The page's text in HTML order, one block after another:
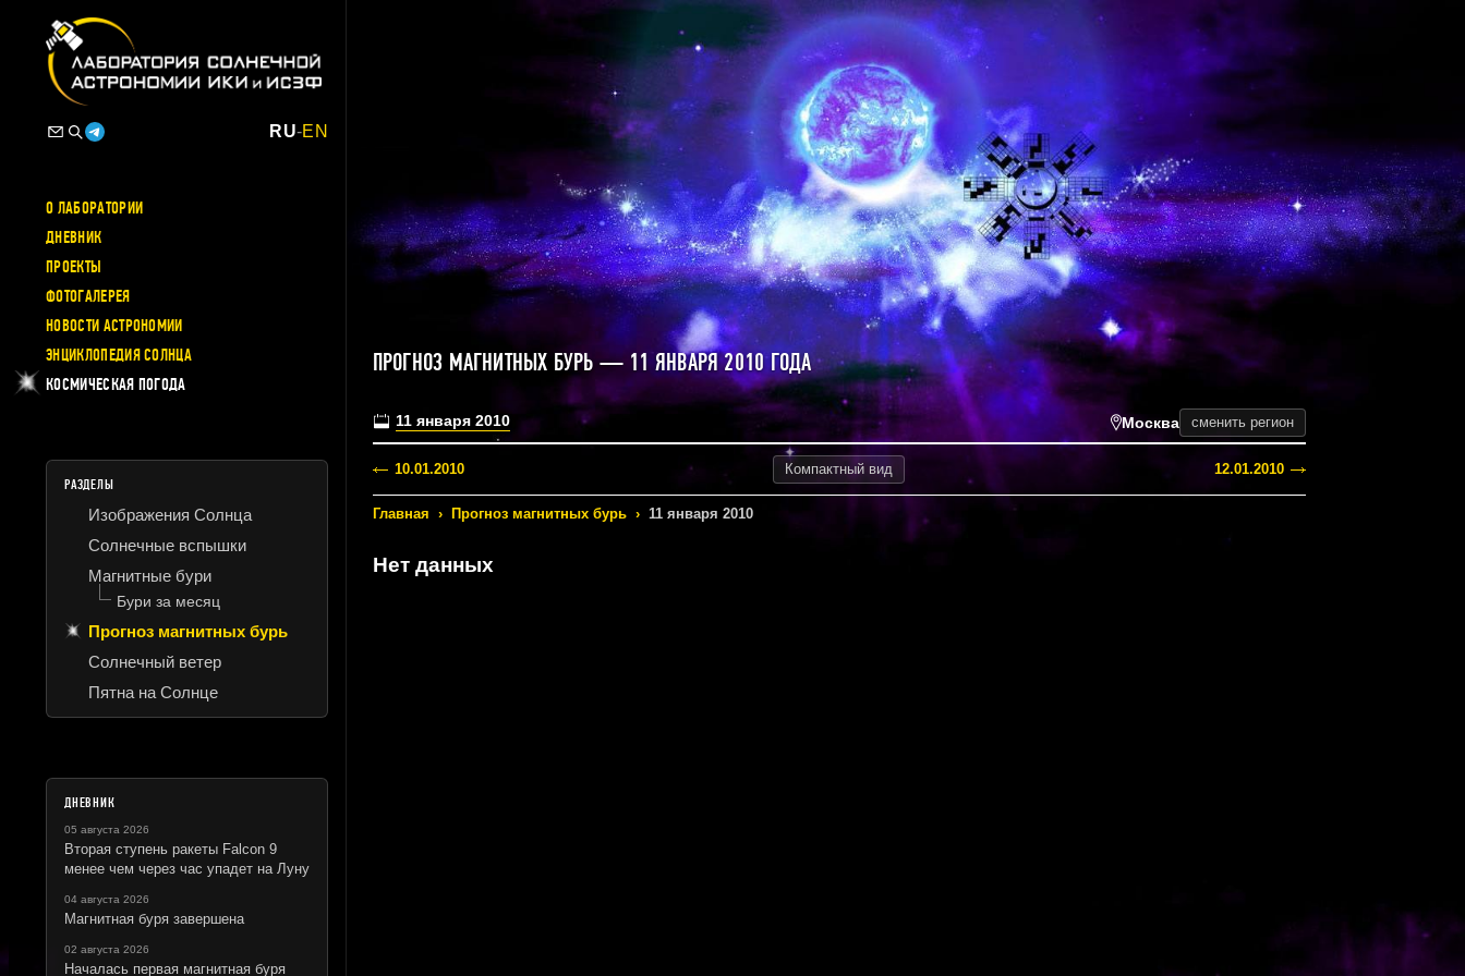
RU-EN
О ЛАБОРАТОРИИ
ДНЕВНИК
ПРОЕКТЫ
ФОТОГАЛЕРЕЯ
НОВОСТИ АСТРОНОМИИ
ЭНЦИКЛОПЕДИЯ СОЛНЦА
КОСМИЧЕСКАЯ ПОГОДА
РАЗДЕЛЫ
Изображения Солнца
Солнечные вспышки
Магнитные бури
Бури за месяц
Прогноз магнитных бурь
Солнечный ветер
Пятна на Солнце
ДНЕВНИК
05 августа 2026
Вторая ступень ракеты Falcon 9
менее чем через час упадет на Луну
04 августа 2026
Магнитная буря завершена
02 августа 2026
Началась первая магнитная буря
ПРОГНОЗ МАГНИТНЫХ БУРЬ — 11 ЯНВАРЯ 2010 ГОДА
11 января 2010 Москва сменить регион
10.01.2010 Компактный вид 12.01.2010
Главная › Прогноз магнитных бурь › 11 января 2010
Нет данных